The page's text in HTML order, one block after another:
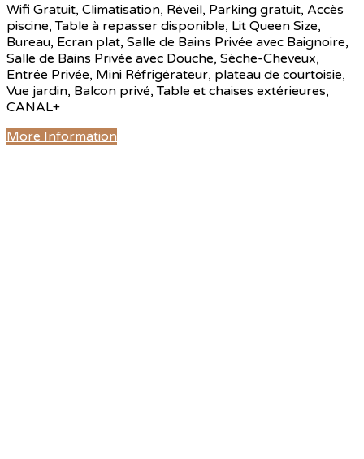
Wifi Gratuit, Climatisation, Réveil, Parking gratuit, Accès
piscine, Table à repasser disponible, Lit Queen Size,
Bureau, Ecran plat, Salle de Bains Privée avec Baignoire,
Salle de Bains Privée avec Douche, Sèche-Cheveux,
Entrée Privée, Mini Réfrigérateur, plateau de courtoisie,
Vue jardin, Balcon privé, Table et chaises extérieures,
CANAL+
More Information